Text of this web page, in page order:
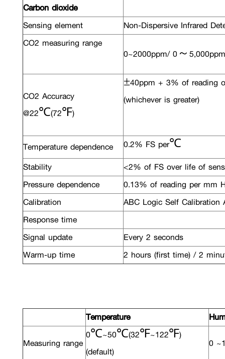
Carbon dioxide
Sensing element
Non-Dispersive Infrared
CO2 measuring range
0~2000ppm/ 0～
CO2 Accuracy
@22℃(72℉)
±40ppm + 3% of reading
(whichever is greater)
Temperature dependence
0.2% FS per℃
Stability
<2% of FS over life of
Pressure dependence
0.13% of reading per mm
Calibration
ABC Logic Self Calibration
Response time
Signal update
Every 2 seconds
Warm-up time
2 hours (first time) / 2
Temperature
Measuring range
0℃~50℃(32℉~122℉)
(default)
0